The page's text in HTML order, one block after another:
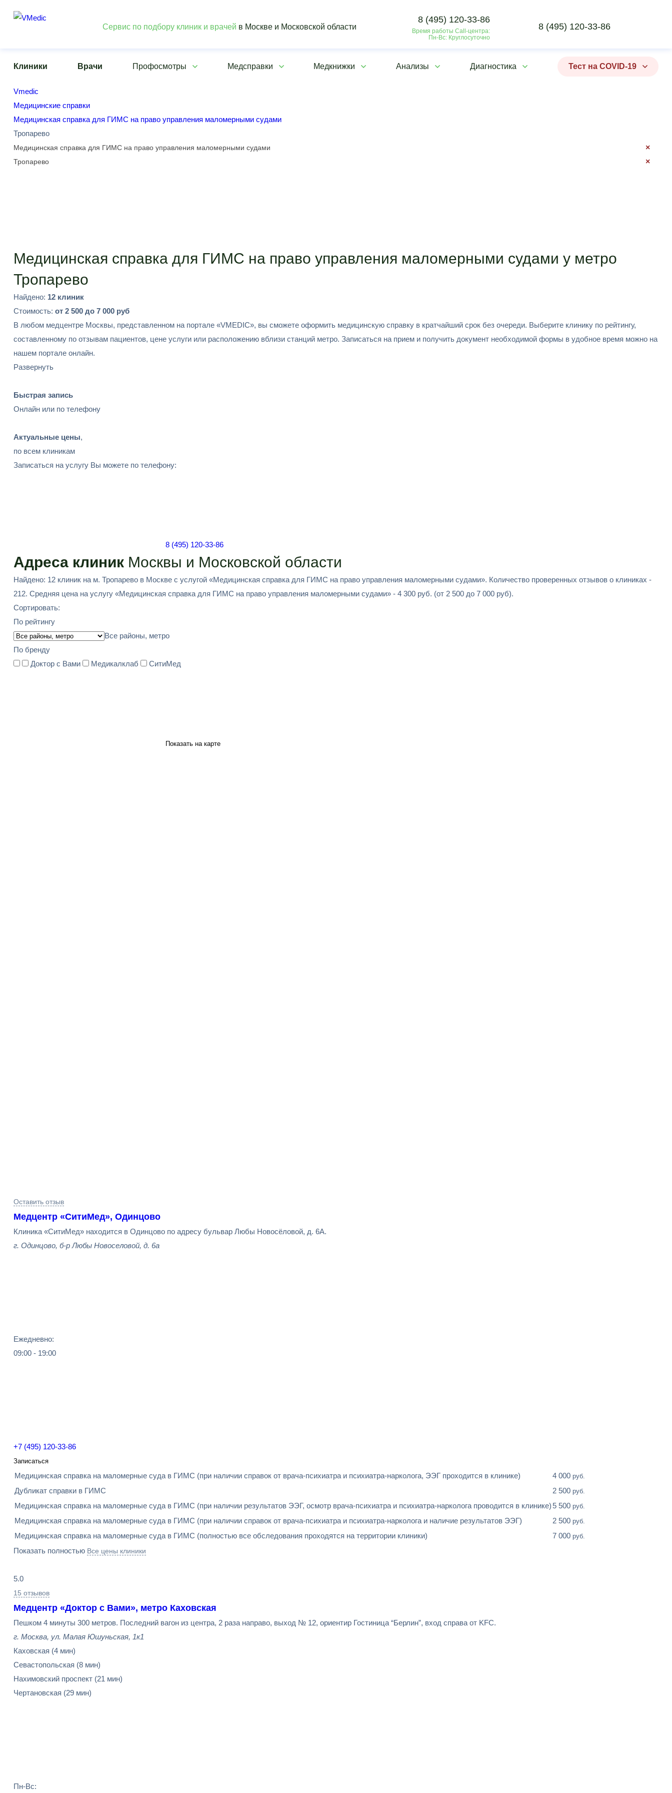
Сервис по подбору клиник и врачей в Москве и Московской области
8 (495) 120-33-86
Время работы Call-центра:
Пн-Вс: Круглосуточно
8 (495) 120-33-86
Клиники Врачи Профосмотры Медсправки Медкнижки Анализы Диагностика Тест на COVID-19
Vmedic
Медицинские справки
Медицинская справка для ГИМС на право управления маломерными судами
Тропарево
×
×
Медицинская справка для ГИМС на право управления маломерными судами у метро
Тропарево
Найдено: 12 клиник
Стоимость: от 2 500 до 7 000 руб
В любом медцентре Москвы, представленном на портале «VMEDIC», вы сможете оформить медицинскую справку в кратчайший срок без очереди. Выберите клинику по рейтингу,
составленному по отзывам пациентов, цене услуги или расположению вблизи станций метро. Записаться на прием и получить документ необходимой формы в удобное время можно на
нашем портале онлайн.
Развернуть
Быстрая запись
Онлайн или по телефону
Актуальные цены,
по всем клиникам
Записаться на услугу Вы можете по телефону:
8 (495) 120-33-86
Адреса клиник Москвы и Московской области
Найдено: 12 клиник на м. Тропарево в Москве с услугой «Медицинская справка для ГИМС на право управления маломерными судами». Количество проверенных отзывов о клиниках -
212. Средняя цена на услугу «Медицинская справка для ГИМС на право управления маломерными судами» - 4 300 руб. (от 2 500 до 7 000 руб).
Сортировать:
По рейтингу
Все районы, метро
По бренду
Доктор с Вами
Медикалклаб СитиМед
Показать на карте
поиска
Оставить отзыв
Медцентр «СитиМед», Одинцово
Клиника «СитиМед» находится в Одинцово по адресу бульвар Любы Новосёловой, д. 6А.
г. Одинцово, б-р Любы Новоселовой, д. 6а
Ежедневно:
09:00 - 19:00
+7 (495) 120-33-86
Записаться
Медицинская справка на маломерные суда в ГИМС (при наличии справок от врача-психиатра и психиатра-нарколога, ЭЭГ проходится в клинике) 4 000 руб.
Дубликат справки в ГИМС 2 500 руб.
Медицинская справка на маломерные суда в ГИМС (при наличии результатов ЭЭГ, осмотр врача-психиатра и психиатра-нарколога проводится в клинике) 5 500 руб.
Медицинская справка на маломерные суда в ГИМС (при наличии справок от врача-психиатра и психиатра-нарколога и наличие результатов ЭЭГ) 2 500 руб.
Медицинская справка на маломерные суда в ГИМС (полностью все обследования проходятся на территории клиники) 7 000 руб.
Показать полностью Все цены клиники
5.0
15 отзывов
Медцентр «Доктор с Вами», метро Каховская
Пешком 4 минуты 300 метров. Последний вагон из центра, 2 раза направо, выход № 12, ориентир Гостиница “Берлин”, вход справа от KFC.
г. Москва, ул. Малая Юшуньская, 1к1
Каховская (4 мин)
Севастопольская (8 мин)
Нахимовский проспект (21 мин)
Чертановская (29 мин)
Пн-Вс: